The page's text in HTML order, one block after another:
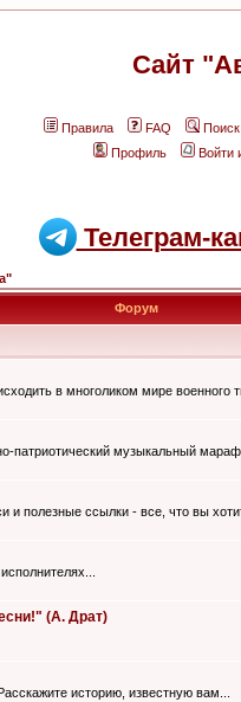
Сайт
Правила FAQ
Поиск
Профиль
Войти
Телеграм-
Форум
в многоликом мире военного
патриотический музыкальный
и полезные ссылки - все, что вы
(А. Драт)
историю, известную вам...